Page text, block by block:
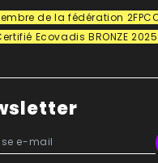
de la fédération
Ecovadis BRONZE 2025